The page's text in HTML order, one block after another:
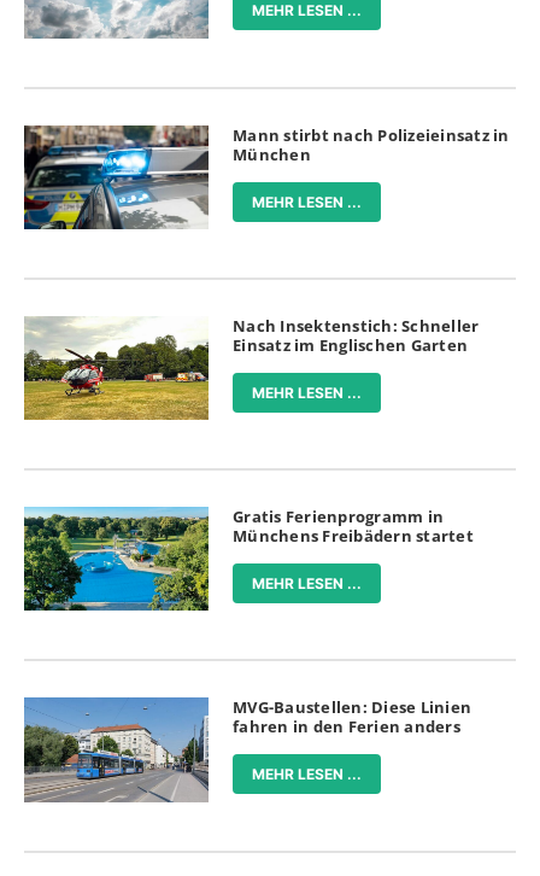
MEHR LESEN ...
Mann stirbt nach Polizeieinsatz in
München
MEHR LESEN ...
Nach Insektenstich: Schneller
Einsatz im Englischen Garten
MEHR LESEN ...
Gratis Ferienprogramm in
Münchens Freibädern startet
MEHR LESEN ...
MVG-Baustellen: Diese Linien
fahren in den Ferien anders
MEHR LESEN ...